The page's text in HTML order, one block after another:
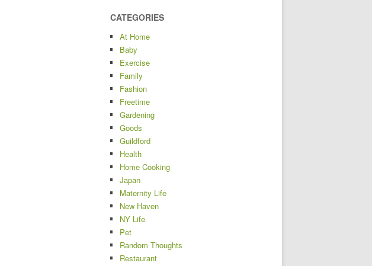
CATEGORIES
At Home
Baby
Exercise
Family
Fashion
Freetime
Gardening
Goods
Guildford
Health
Home Cooking
Japan
Maternity Life
New Haven
NY Life
Pet
Random Thoughts
Restaurant